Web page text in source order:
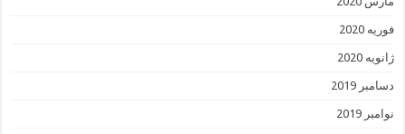
فوریه 2020
ژانویه 2020
دسامبر 2019
نوامبر 2019